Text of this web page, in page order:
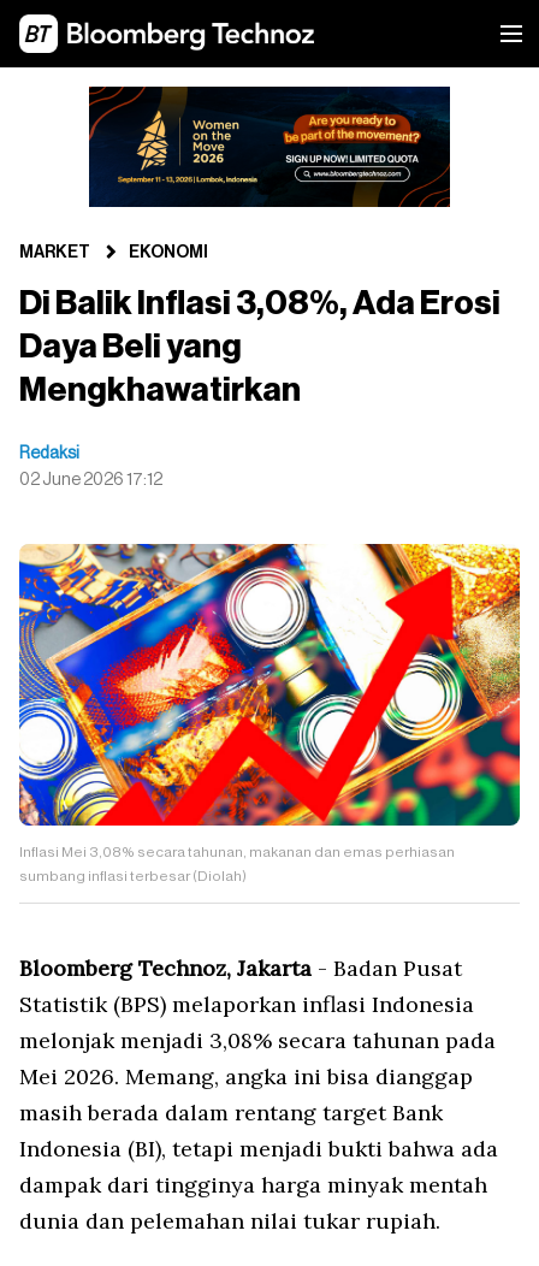
MARKET EKONOMI
Di Balik Inflasi 3,08%, Ada Erosi
Daya Beli yang
Mengkhawatirkan
Redaksi
02 June 2026 17:12
Inflasi Mei 3,08% secara tahunan, makanan dan emas perhiasan
sumbang inflasi terbesar (Diolah)
Bloomberg Technoz, Jakarta - Badan Pusat
Statistik (BPS) melaporkan inflasi Indonesia
melonjak menjadi 3,08% secara tahunan pada
Mei 2026. Memang, angka ini bisa dianggap
masih berada dalam rentang target Bank
Indonesia (BI), tetapi menjadi bukti bahwa ada
dampak dari tingginya harga minyak mentah
dunia dan pelemahan nilai tukar rupiah.